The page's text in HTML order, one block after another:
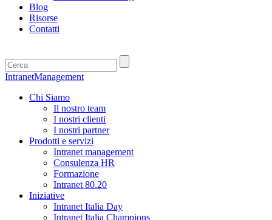
Blog
Risorse
Contatti
IntranetManagement
Chi Siamo
Il nostro team
I nostri clienti
I nostri partner
Prodotti e servizi
Intranet management
Consulenza HR
Formazione
Intranet 80.20
Iniziative
Intranet Italia Day
Intranet Italia Champions